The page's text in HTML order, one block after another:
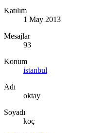
Katılım
1 May 2013
Mesajlar
93
Konum
istanbul
Adı
oktay
Soyadı
koç